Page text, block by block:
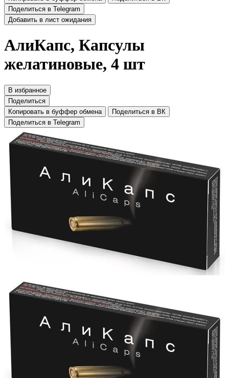
Поделиться в Telegram
Добавить в лист ожидания
АлиКапс, Капсулы
желатиновые, 4 шт
В избранное
Поделиться
Копировать в буффер обмена
Поделиться в ВК
Поделиться в Telegram